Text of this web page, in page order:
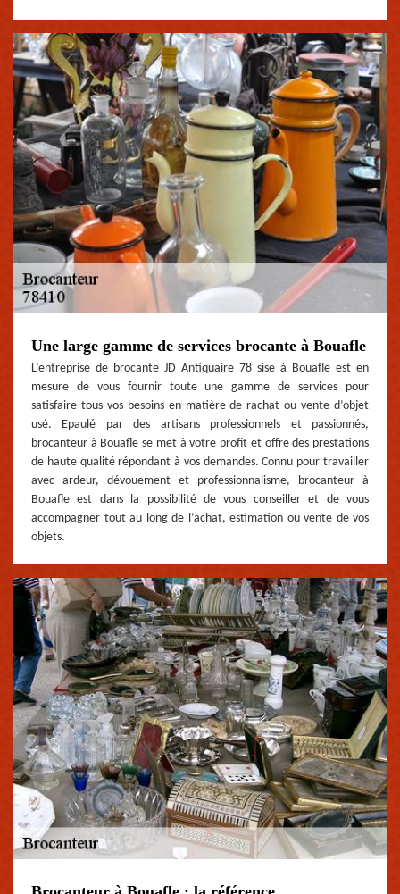
Une large gamme de services brocante à Bouafle
L’entreprise de brocante JD Antiquaire 78 sise à Bouafle est en
mesure de vous fournir toute une gamme de services pour
satisfaire tous vos besoins en matière de rachat ou vente d’objet
usé. Epaulé par des artisans professionnels et passionnés,
brocanteur à Bouafle se met à votre profit et offre des prestations
de haute qualité répondant à vos demandes. Connu pour travailler
avec ardeur, dévouement et professionnalisme, brocanteur à
Bouafle est dans la possibilité de vous conseiller et de vous
accompagner tout au long de l’achat, estimation ou vente de vos
objets.